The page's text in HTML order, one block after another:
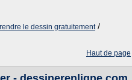
le dessin gratuitement/
Haut de page